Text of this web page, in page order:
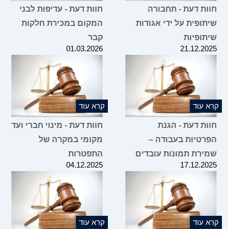
חוות דעת - תחבורה
שיתופית על ידי אגודות
שיתופיות
21.12.2025
חוות דעת - עדיפות לבני
המקום במכירת חלקות
קבר
01.03.2026
קרא עוד
חוות דעת - הגנת
הפרטיות בעבודה –
שמירת תמונות עובדים
17.12.2025
קרא עוד
חוות דעת - מינוי חברי ועד
מקומי במקרה של
התפטרות
04.12.2025
קרא עוד קרא עוד